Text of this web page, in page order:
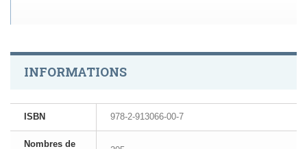
INFORMATIONS
ISBN 978-2-913066-00-7
Nombres de